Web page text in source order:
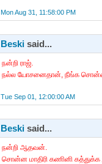
Mon Aug 31, 11:58:00 PM
Beskisaid...
நன்றி ராஜ்.
நல்ல யோசனைதான், நீங்க சொன்ன
Tue Sep 01, 12:00:00 AM
Beskisaid...
நன்றி ஆதவன்.
சொன்ன மாதிரி கணினி கத்துக்க